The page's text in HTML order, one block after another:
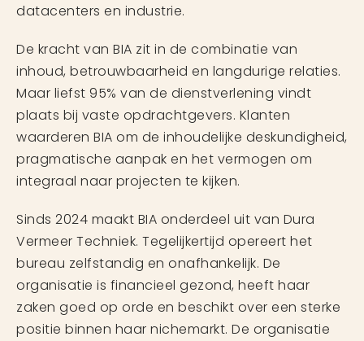
datacenters en industrie.
De kracht van BIA zit in de combinatie van
inhoud, betrouwbaarheid en langdurige relaties.
Maar liefst 95% van de dienstverlening vindt
plaats bij vaste opdrachtgevers. Klanten
waarderen BIA om de inhoudelijke deskundigheid,
pragmatische aanpak en het vermogen om
integraal naar projecten te kijken.
Sinds 2024 maakt BIA onderdeel uit van Dura
Vermeer Techniek. Tegelijkertijd opereert het
bureau zelfstandig en onafhankelijk. De
organisatie is financieel gezond, heeft haar
zaken goed op orde en beschikt over een sterke
positie binnen haar nichemarkt. De organisatie